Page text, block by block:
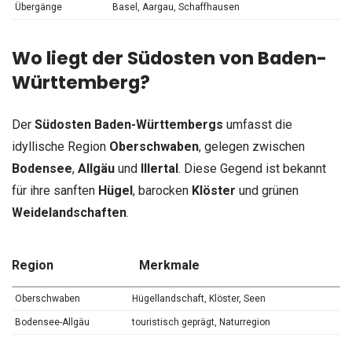
Übergänge Basel, Aargau, Schaffhausen
Wo liegt der Südosten von Baden-
Württemberg?
Der Südosten Baden-Württembergs umfasst die
idyllische Region Oberschwaben, gelegen zwischen
Bodensee, Allgäu und Illertal. Diese Gegend ist bekannt
für ihre sanften Hügel, barocken Klöster und grünen
Weidelandschaften.
Region Merkmale
Oberschwaben Hügellandschaft, Klöster, Seen
Bodensee-Allgäu touristisch geprägt, Naturregion